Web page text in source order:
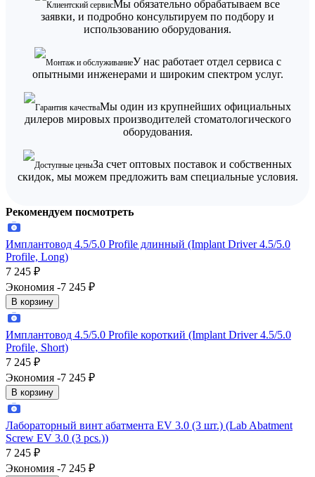
Клиентский сервисМы обязательно обрабатываем все
заявки, и подробно консультируем по подбору и
использованию оборудования.
Монтаж и обслуживаниеУ нас работает отдел сервиса с
опытными инженерами и широким спектром услуг.
Гарантия качестваМы один из крупнейших официальных
дилеров мировых производителей стоматологического
оборудования.
Доступные ценыЗа счет оптовых поставок и собственных
скидок, мы можем предложить вам специальные условия.
Рекомендуем посмотреть
Имплантовод 4.5/5.0 Profile длинный (Implant Driver 4.5/5.0
Profile, Long)
7 245 ₽
Экономия -7 245 ₽
В корзину
Имплантовод 4.5/5.0 Profile короткий (Implant Driver 4.5/5.0
Profile, Short)
7 245 ₽
Экономия -7 245 ₽
В корзину
Лабораторный винт абатмента EV 3.0 (3 шт.) (Lab Abatment
Screw EV 3.0 (3 pcs.))
7 245 ₽
Экономия -7 245 ₽